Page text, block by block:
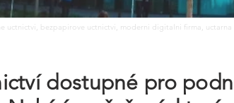
uctnictvi, bezpapirove uctnictvi, moderni digitalni firma, uctarna
dostupné pro